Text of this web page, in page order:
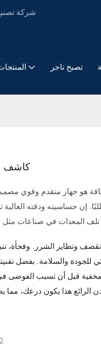
تصبح تاجر
كاشف
هو جهاز متقدم وقوي
إن حساسيته ودقته العالية
المعدات في صناعات مثل
وتطاير الشرر. وفجأة،
للجودة والسلامة. بفضل
مخفية قبل أن تسبب الفوضى
الرائع هذا يكون درعك،